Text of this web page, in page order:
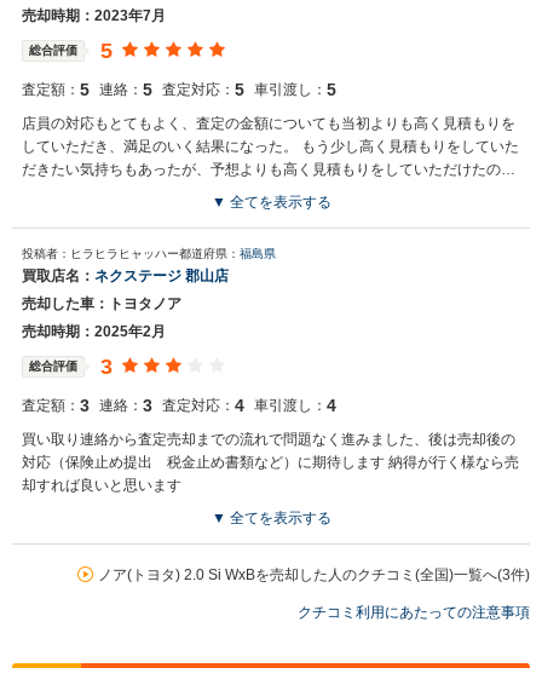
けるよう精進してまいります。スタッフ一同、またのご利用お待ちし
売却時期：2023年7月
総合評価 5
査定額： 5 連絡： 5 査定対応： 5 車引渡し： 5
店員の対応もとてもよく、査定の金額についても当初よりも高く見積もりを
していただき、満足のいく結果になった。 もう少し高く見積もりをしていた
だきたい気持ちもあったが、予想よりも高く見積もりをしていただけたので
▼ 全てを表示する
投稿者：ヒラヒラヒャッハー都道府県： 福島県
買取店名： ネクステージ 郡山店
売却した車：トヨタノア
売却時期：2025年2月
総合評価 3
査定額： 3 連絡： 3 査定対応： 4 車引渡し： 4
買い取り連絡から査定売却までの流れで問題なく進みました、後は売却後の
対応（保険止め提出 税金止め書類など）に期待します 納得が行く様なら売
却すれば良いと思います
買取店からの返信
お世話になっております。 株式会社ネクステージでございます。 この
しております。 またお車のことで何かございましたら、是非ネクステ
▼ 全てを表示する
ノア(トヨタ) 2.0 Si WxBを売却した人のクチコミ(全国)一覧へ(3件)
クチコミ利用にあたっての注意事項